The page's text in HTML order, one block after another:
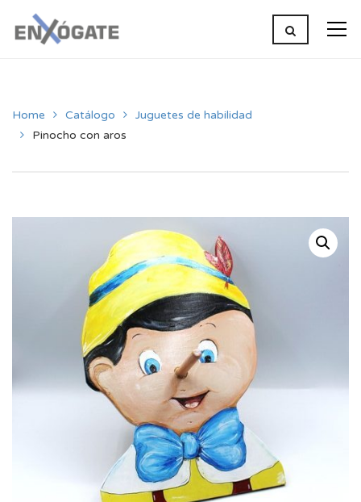
Home Catálogo
Juguetes de habilidad
Pinocho con aros